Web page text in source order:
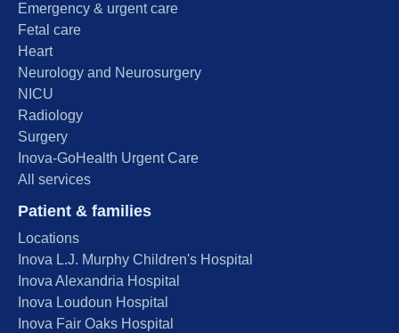
Emergency & urgent care
Fetal care
Heart
Neurology and Neurosurgery
NICU
Radiology
Surgery
Inova-GoHealth Urgent Care
All services
Patient & families
Locations
Inova L.J. Murphy Children's Hospital
Inova Alexandria Hospital
Inova Loudoun Hospital
Inova Fair Oaks Hospital